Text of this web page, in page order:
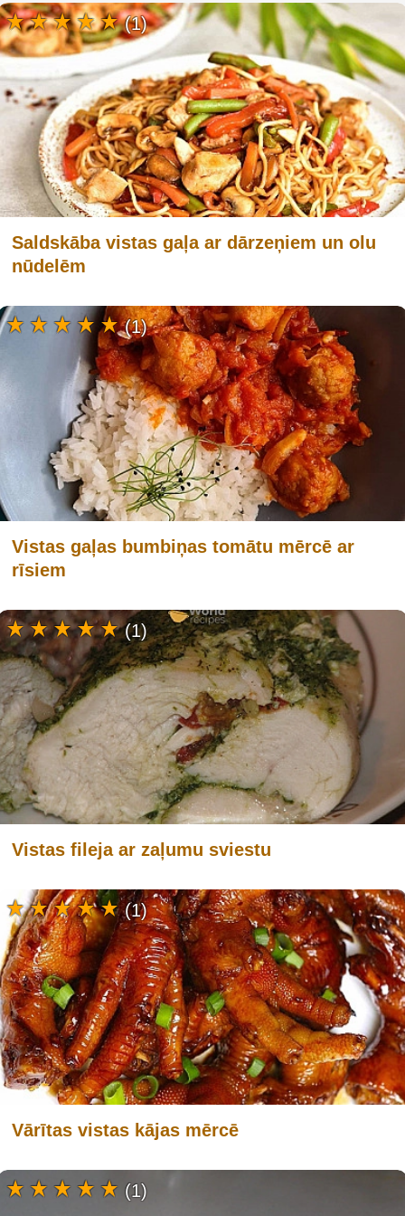
Saldskāba vistas gaļa ar dārzeņiem un olu
nūdelēm
(1)
Vistas gaļas bumbiņas tomātu mērcē ar
rīsiem
(1)
Vistas fileja ar zaļumu sviestu
(1)
Vārītas vistas kājas mērcē
(1)
(1)